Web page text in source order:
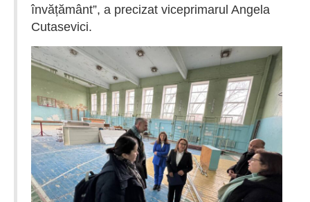
învățământ”, a precizat viceprimarul Angela
Cutasevici.